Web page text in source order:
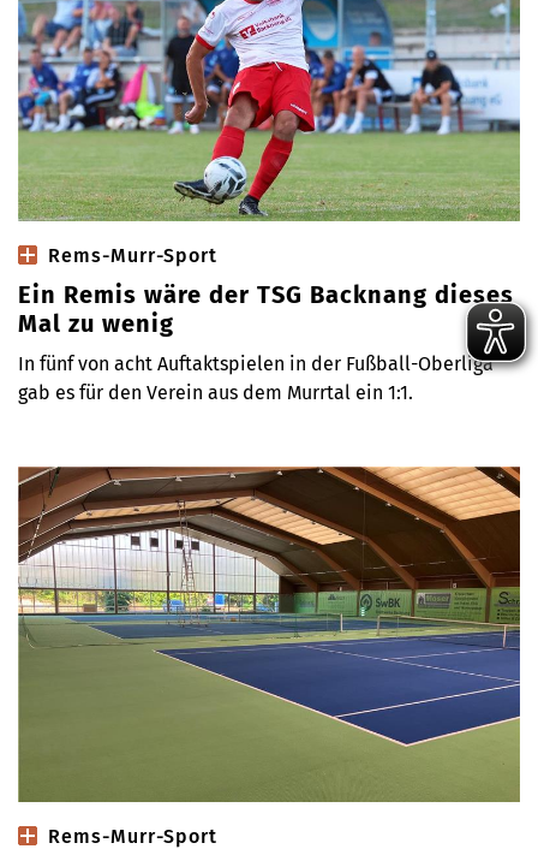
Rems-Murr-Sport
Ein Remis wäre der TSG Backnang dieses
Mal zu wenig
In fünf von acht Auftaktspielen in der Fußball-Oberliga
gab es für den Verein aus dem Murrtal ein 1:1.
Rems-Murr-Sport